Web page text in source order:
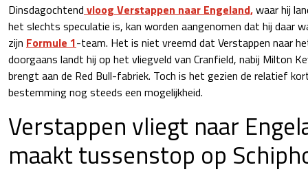
Dinsdagochtend vloog Verstappen naar Engeland,waar hij
het slechts speculatie is, kan worden aangenomen dat hij daar
zijn Formule 1-team. Het is niet vreemd dat Verstappen naar
doorgaans landt hij op het vliegveld van Cranfield, nabij Milton
brengt aan de Red Bull-fabriek. Toch is het gezien de relatief
bestemming nog steeds een mogelijkheid.
Verstappen vliegt naar
maakt tussenstop op